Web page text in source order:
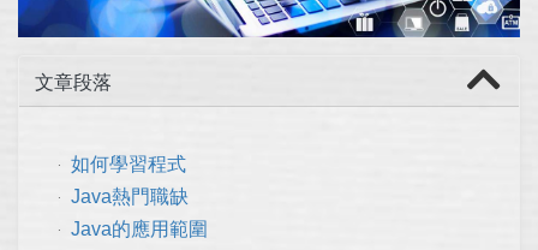
文章段落
如何學習程式
Java熱門職缺
Java的應用範圍